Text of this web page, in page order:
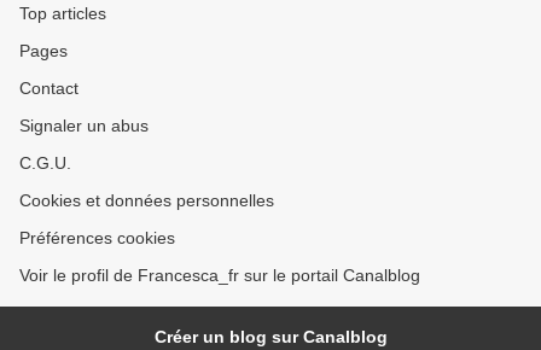
Top articles
Pages
Contact
Signaler un abus
C.G.U.
Cookies et données personnelles
Préférences cookies
Voir le profil de Francesca_fr sur le portail Canalblog
Créer un blog sur Canalblog